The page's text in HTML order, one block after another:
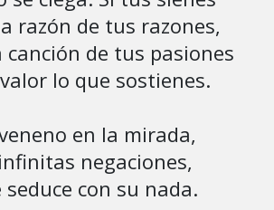
razón de tus razones,
canción de tus pasiones
lo que sostienes.
en la mirada,
negaciones,
con su nada.